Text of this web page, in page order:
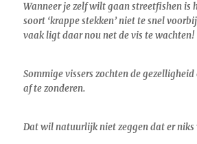
Wanneer je zelf wilt gaan streetfishen is
soort ‘krappe stekken’ niet te snel
vaak ligt daar nou net de vis te wachten!
Sommige vissers zochten de
af te zonderen.
Dat wil natuurlijk niet zeggen dat er niks